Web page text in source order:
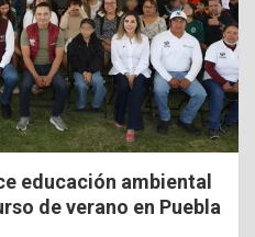
educación ambiental
de verano en Puebla